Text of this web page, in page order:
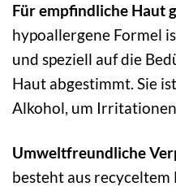
Für empfindliche Haut
hypoallergene Formel
und speziell auf die
Haut abgestimmt. Sie
Alkohol, um
Umweltfreundliche
besteht aus